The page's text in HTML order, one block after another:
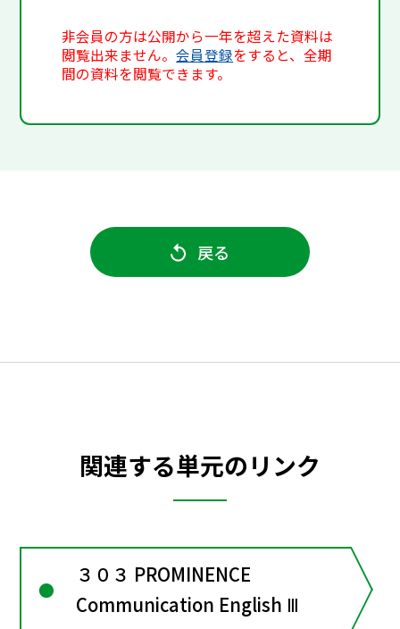
非会員の方は公開から一年を超えた資料は
閲覧出来ません。会員登録をすると、全期
間の資料を閲覧できます。
戻る
関連する単元のリンク
３０３ PROMINENCE
Communication English Ⅲ